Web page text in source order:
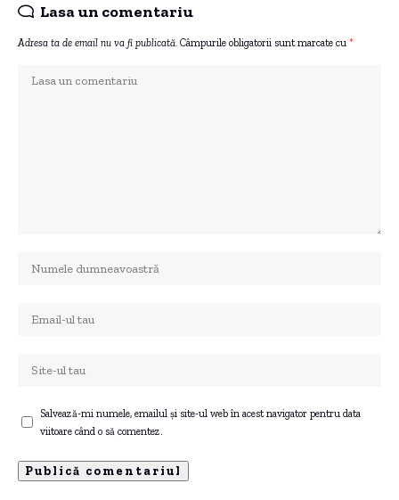
Lasa un comentariu
Adresa ta de email nu va fi publicată. Câmpurile obligatorii sunt marcate cu *
Salvează-mi numele, emailul și site-ul web în acest navigator pentru data
viitoare când o să comentez.